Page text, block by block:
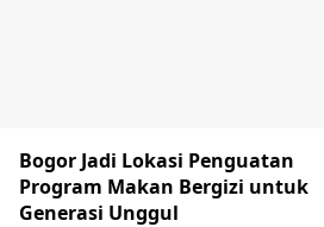
Bogor Jadi Lokasi Penguatan
Program Makan Bergizi untuk
Generasi Unggul